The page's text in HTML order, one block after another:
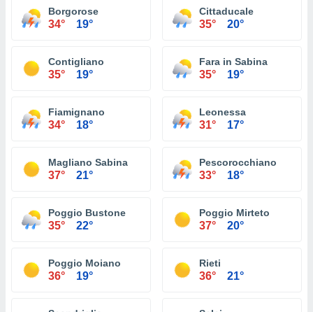
Borgorose
34° 19°
Cittaducale
35° 20°
Contigliano
35° 19°
Fara in Sabina
35° 19°
Fiamignano
34° 18°
Leonessa
31° 17°
Magliano Sabina
37° 21°
Pescorocchiano
33° 18°
Poggio Bustone
35° 22°
Poggio Mirteto
37° 20°
Poggio Moiano
36° 19°
Rieti
36° 21°